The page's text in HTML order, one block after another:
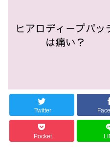
Twitter
Pocket